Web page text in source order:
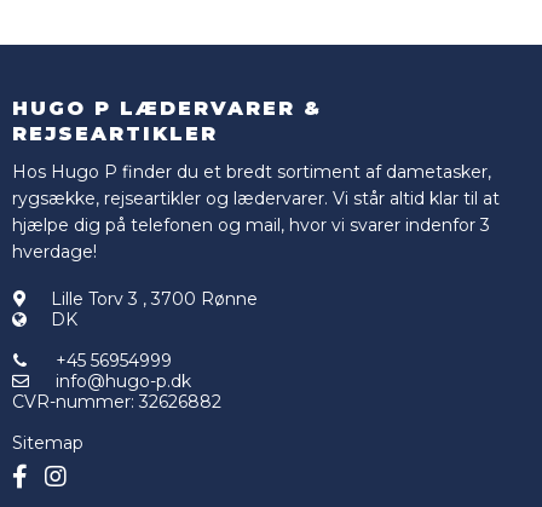
HUGO P LÆDERVARER &
REJSEARTIKLER
Hos Hugo P finder du et bredt sortiment af dametasker,
rygsække, rejseartikler og lædervarer. Vi står altid klar til at
hjælpe dig på telefonen og mail, hvor vi svarer indenfor 3
hverdage!
Lille Torv 3 ,3700 Rønne
DK
+45 56954999
info@hugo-p.dk
CVR-nummer: 32626882
Sitemap